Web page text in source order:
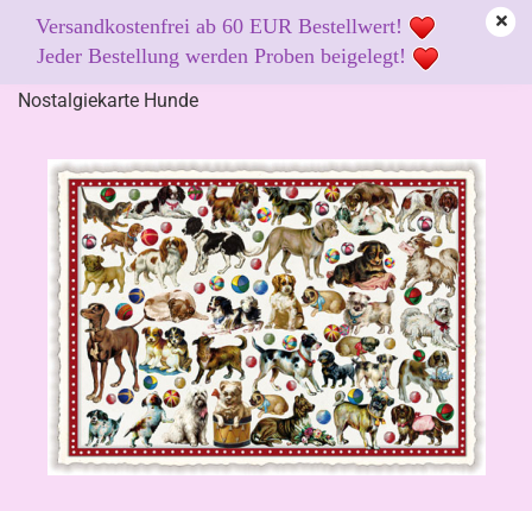
Versandkostenfrei ab 60 EUR Bestellwert!
Jeder Bestellung werden Proben beigelegt!
Nostalgiekarte Hunde